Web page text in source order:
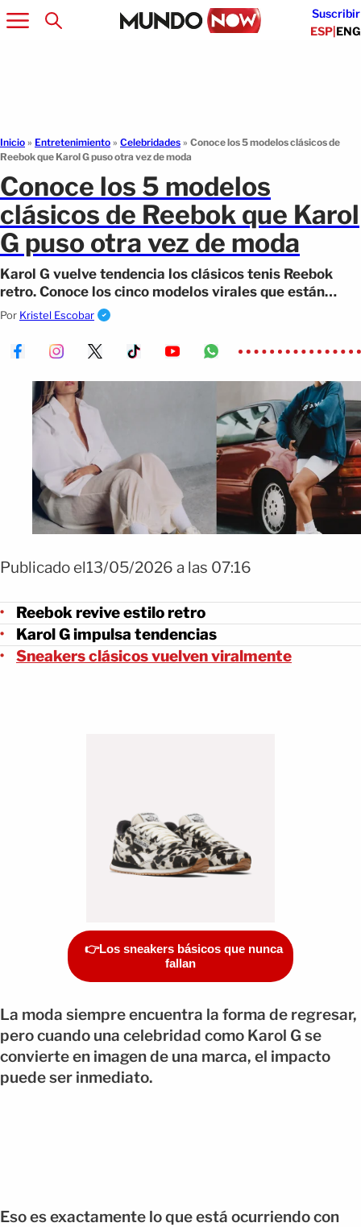
Suscribir
ESP|ENG
Inicio » Entretenimiento » Celebridades » Conoce los 5 modelos clásicos de
Reebok que Karol G puso otra vez de moda
Conoce los 5 modelos
clásicos de Reebok que Karol
G puso otra vez de moda
Karol G vuelve tendencia los clásicos tenis Reebok
retro. Conoce los cinco modelos virales que están
conquistando la moda urbana.
Por Kristel Escobar
Publicado el13/05/2026 a las 07:16
Reebok revive estilo retro
Karol G impulsa tendencias
Sneakers clásicos vuelven viralmente
👉Los sneakers básicos que nunca
fallan
La moda siempre encuentra la forma de regresar,
pero cuando una celebridad como Karol G se
convierte en imagen de una marca, el impacto
puede ser inmediato.
Eso es exactamente lo que está ocurriendo con